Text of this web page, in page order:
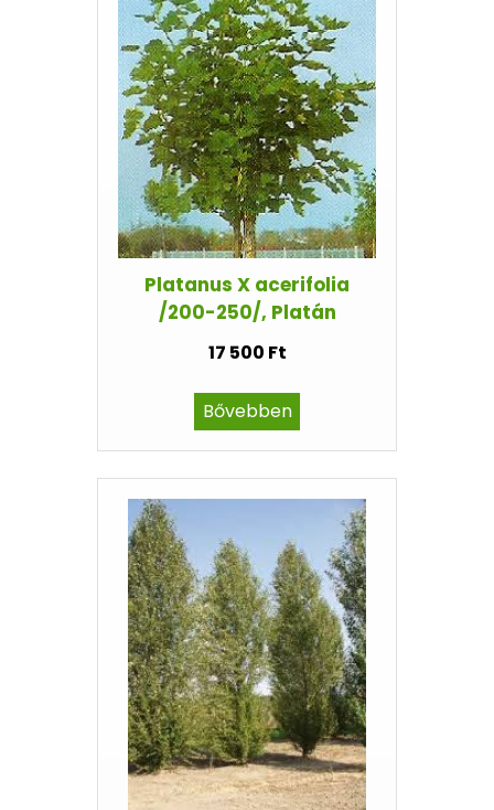
Platanus X acerifolia
/200-250/, Platán
17 500 Ft
Bővebben